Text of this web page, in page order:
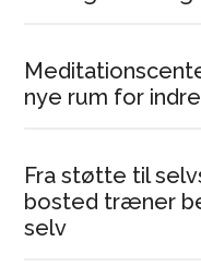
nye rum for
Fra støtte til
bosted træner
selv